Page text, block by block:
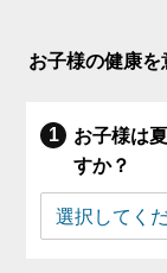
お子様の健康を
お子様は
すか？